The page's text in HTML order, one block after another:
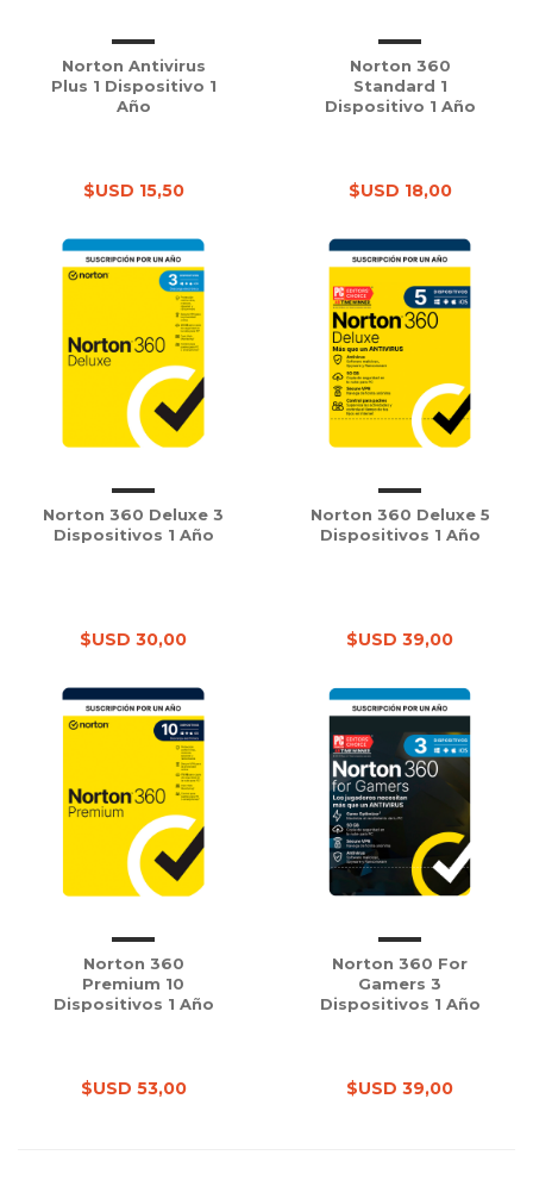
Norton Antivirus
Plus 1 Dispositivo 1
Año
$USD 15,50
Norton 360
Standard 1
Dispositivo 1 Año
$USD 18,00
Norton 360 Deluxe 3
Dispositivos 1 Año
$USD 30,00
Norton 360 Deluxe 5
Dispositivos 1 Año
$USD 39,00
Norton 360
Premium 10
Dispositivos 1 Año
$USD 53,00
Norton 360 For
Gamers 3
Dispositivos 1 Año
$USD 39,00